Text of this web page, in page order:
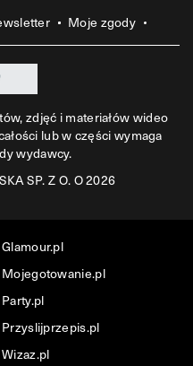
Moje zgody
zdjęć i materiałów wideo
lub w części wymaga
wydawcy.
SP. Z O. O 2026
Glamour.pl
Mojegotowanie.pl
Party.pl
Przyslijprzepis.pl
Wizaz.pl